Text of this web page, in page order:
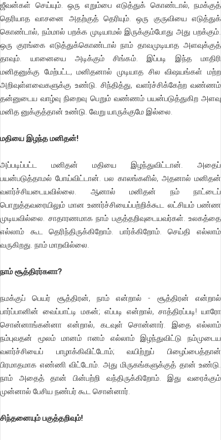
ஜீவன்கள் செய்யும். ஒரு எறும்பை எடுத்துக் கொண்டால், நமக்குத்
தெரியாத வாசனை அதற்குத் தெரியும். ஒரு குருவியை எடுத்துக்
கொண்டால், நம்மால் பறக்க முடியாமல் இருக்கும்போது அது பறக்கும்.
ஒரு குரங்கை எடுத்துக்கொண்டால் நாம் தாவமுடியாத அளவுக்குத்
தாவும். யானையை அடிக்கும் சிங்கம். இப்படி இந்த மாதிரி
மனிதனுக்கு மேற்பட்ட, மனிதனால் முடியாத சில விஷயங்கள் மற்ற
அறிவுள்ளவைகளுக்கு உண்டு. சிந்தித்து, வளர்ச்சிக்கேற்ற வண்ணம்
தன்னுடைய வாழ்வு நிறைவு பெறும் வண்ணம் பயன்படுத்துகிற அளவு
மனித னுக்குத்தான் உண்டு. வேறு யாருக்குமே இல்லை.
மதியை இழந்த மனிதன்!
அப்படிப்பட்ட மனிதன் மதியை இழந்துவிட்டான். அதைப்
பயன்படுத்தாமல் போய்விட்டான். பல காலங்களில், அதனால் மனிதன்
வளர்ச்சியடையவில்லை. ஆனால் மனிதன் நம் நாட்டைப்
பொறுத்தவரையிலும் மான உணர்ச்சியைப்பற்றிக்கூட லட்சியம் பண்ண
முடியவில்லை. சாதாரணமாக நாம் பகுத்தறிவுடையவர்கள். உலகத்தை
எல்லாம் கூட தெரிந்திருக்கிறோம். பார்க்கிறோம். செய்தி எல்லாம்
வருகிறது. நாம் மாறவில்லை.
நாம் சூத்திரர்களா?
நமக்குப் பெயர் சூத்திரன், நாம் என்றால் - சூத்திரன் என்றால்
பார்ப்பானின் வைப்பாட்டி மகன்; எப்படி என்றால், சாத்திரப்படி! யாரோ
சொன்னாங்கன்னா என்றால், கடவுள் சொன்னார். இதை எல்லாம்
நம்புவதன் மூலம் மானம் ஈனம் எல்லாம் இழந்துவிட்டு நம்முடைய
வளர்ச்சியைப் பாழாக்கிவிட்டோம்; வயிற்றுப் பிழைப்பைத்தான்
பிரமாதமாக எண்ணி விட்டோம். அது மிருகங்களுக்குத் தான் உண்டு.
நாம் அதைத் தான் பின்பற்றி வந்திருக்கிறோம். இது வரைக்கும்
முன்னால் பேசிய நண்பர் கூட சொன்னார்.
சிந்தனையும் பகுத்தறிவும்!